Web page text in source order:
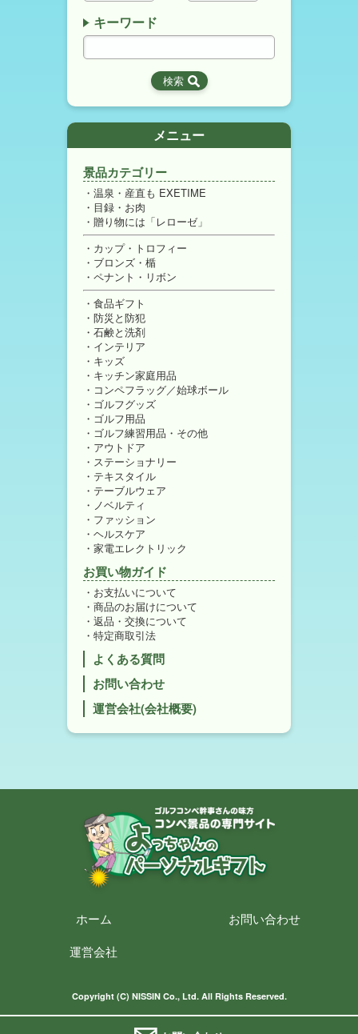
キーワード
メニュー
景品カテゴリー
温泉・産直も EXETIME
目録・お肉
贈り物には「レローゼ」
カップ・トロフィー
ブロンズ・楯
ペナント・リボン
食品ギフト
防災と防犯
石鹸と洗剤
インテリア
キッズ
キッチン家庭用品
コンペフラッグ／始球ボール
ゴルフグッズ
ゴルフ用品
ゴルフ練習用品・その他
アウトドア
ステーショナリー
テキスタイル
テーブルウェア
ノベルティ
ファッション
ヘルスケア
家電エレクトリック
お買い物ガイド
お支払いについて
商品のお届けについて
返品・交換について
特定商取引法
よくある質問
お問い合わせ
運営会社(会社概要)
ホーム
お問い合わせ
運営会社
Copyright (C) NISSIN Co., Ltd. All Rights Reserved.